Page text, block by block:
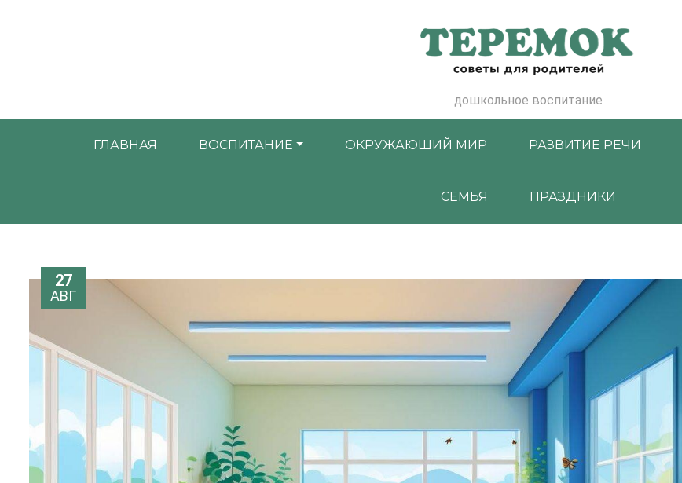
дошкольное воспитание
ГЛАВНАЯ ВОСПИТАНИЕ ОКРУЖАЮЩИЙ МИР РАЗВИТИЕ РЕЧИ
СЕМЬЯ ПРАЗДНИКИ
27
АВГ